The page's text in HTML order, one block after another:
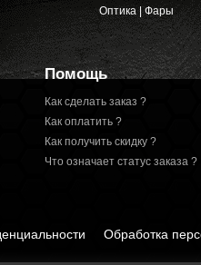
Оптика | Фары
Помощь
Как сделать заказ ?
Как оплатить ?
Как получить скидку ?
Что означает статус заказа ?
Обработка